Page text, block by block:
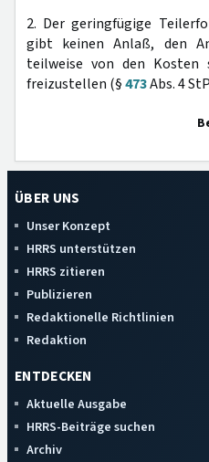
2. Der geringfügige
gibt keinen Anlaß, den
teilweise von den Kosten
freizustellen (§473Abs. 4
ÜBER UNS
Unser Konzept
HRRS unterstützen
HRRS zitieren
Publizieren
Redaktionelle Richtlinien
Redaktion
ENTDECKEN
Aktuelle Ausgabe
HRRS-Beiträge suchen
Archiv